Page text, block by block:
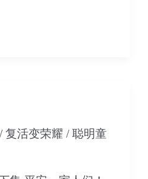
/ 复活变荣耀 / 聪明童